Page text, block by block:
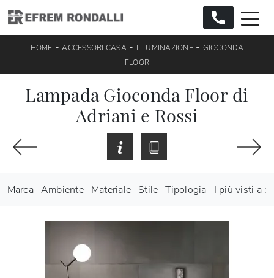
HOME -ACCESSORI CASA- ILLUMINAZIONE - GIOCONDA
FLOOR
Lampada Gioconda Floor di
Adriani e Rossi
Marca Ambiente Materiale Stile Tipologia I più visti a :